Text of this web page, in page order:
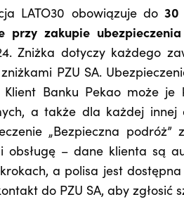
LATO30 obowiązuje do30
przy zakupie
Zniżka dotyczy każdego
PZU SA.
Klient Banku Pekao może
a także dla każdej innej
„Bezpieczna
obsługę – dane klienta są
a polisa jest
do PZU SA, aby zgłosić